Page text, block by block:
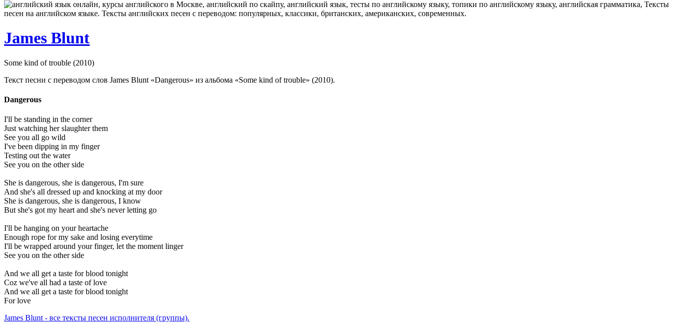
James Blunt
Some kind of trouble (2010)
Текст песни с переводом слов James Blunt «Dangerous» из альбома «Some kind of trouble» (2010).
Dangerous
I'll be standing in the corner
Just watching her slaughter them
See you all go wild
I've been dipping in my finger
Testing out the water
See you on the other side
She is dangerous, she is dangerous, I'm sure
And she's all dressed up and knocking at my door
She is dangerous, she is dangerous, I know
But she's got my heart and she's never letting go
I'll be hanging on your heartache
Enough rope for my sake and losing everytime
I'll be wrapped around your finger, let the moment linger
See you on the other side
And we all get a taste for blood tonight
Coz we've all had a taste of love
And we all get a taste for blood tonight
For love
James Blunt - все тексты песен исполнителя (группы).